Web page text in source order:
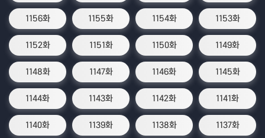
1156화 1155화 1154화 1153화
1152화 1151화 1150화 1149화
1148화 1147화 1146화 1145화
1144화 1143화 1142화 1141화
1140화 1139화 1138화 1137화